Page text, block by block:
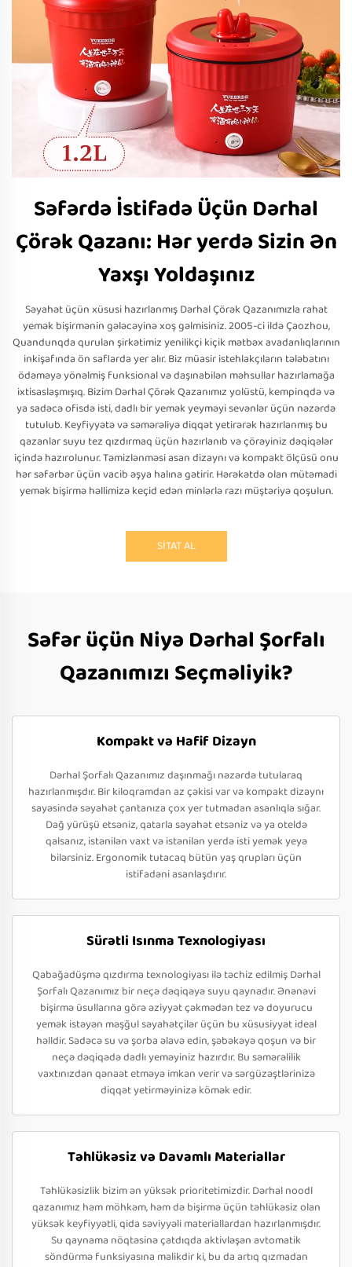
Səfərdə İstifadə Üçün Dərhal
Çörək Qazanı: Hər yerdə Sizin Ən
Yaxşı Yoldaşınız
Səyahət üçün xüsusi hazırlanmış Dərhal Çörək Qazanımızla rahat
yemək bişirmənin gələcəyinə xoş gəlmisiniz. 2005-ci ildə Çaozhou,
Quandunqda qurulan şirkətimiz yenilikçi kiçik mətbəx avadanlıqlarının
inkişafında ön saflarda yer alır. Biz müasir istehlakçıların tələbatını
ödəməyə yönəlmiş funksional və daşınabilən məhsullar hazırlamağa
ixtisaslaşmışıq. Bizim Dərhal Çörək Qazanımız yolüstü, kempinqdə və
ya sadəcə ofisdə isti, dadlı bir yemək yeyməyi sevənlər üçün nəzərdə
tutulub. Keyfiyyətə və səmərəliyə diqqət yetirərək hazırlanmış bu
qazanlar suyu tez qızdırmaq üçün hazırlanıb və çörəyiniz dəqiqələr
içində hazırolunur. Təmizlənməsi asan dizaynı və kompakt ölçüsü onu
hər səfərbər üçün vacib əşya halına gətirir. Hərəkətdə olan mütəmadi
yemək bişirmə həllimizə keçid edən minlərlə razı müştəriyə qoşulun.
SİTAT AL
Səfər üçün Niyə Dərhal Şorfalı
Qazanımızı Seçməliyik?
Kompakt və Hafif Dizayn
Dərhal Şorfalı Qazanımız daşınmağı nəzərdə tutularaq
hazırlanmışdır. Bir kiloqramdan az çəkisi var və kompakt dizaynı
sayəsində səyahət çantanıza çox yer tutmadan asanlıqla sığar.
Dağ yürüşü etsəniz, qatarla səyahət etsəniz və ya oteldə
qalsanız, istənilən vaxt və istənilən yerdə isti yemək yeyə
bilərsiniz. Ergonomik tutacaq bütün yaş qrupları üçün
istifadəni asanlaşdırır.
Sürətli Isınma Texnologiyası
Qabağadüşmə qızdırma texnologiyası ilə təchiz edilmiş Dərhal
Şorfalı Qazanımız bir neçə dəqiqəyə suyu qaynadır. Ənənəvi
bişirmə üsullarına görə əziyyət çəkmədən tez və doyurucu
yemək istəyən məşğul səyahətçilər üçün bu xüsusiyyət ideal
həlldir. Sadəcə su və şorba əlavə edin, şəbəkəyə qoşun və bir
neçə dəqiqədə dadlı yeməyiniz hazırdır. Bu səmərəlilik
vaxtınızdan qənaət etməyə imkan verir və sərgüzəştlərinizə
diqqət yetirməyinizə kömək edir.
Təhlükəsiz və Davamlı Materiallar
Təhlükəsizlik bizim ən yüksək prioritetimizdir. Dərhal noodl
qazanımız həm möhkəm, həm də bişirmə üçün təhlükəsiz olan
yüksək keyfiyyətli, qida səviyyəli materiallardan hazırlanmışdır.
Su qaynama nöqtəsinə çatdıqda aktivləşən avtomatik
söndürmə funksiyasına malikdir ki, bu da artıq qızmadan